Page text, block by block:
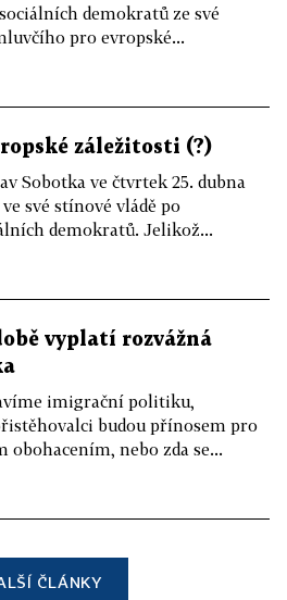
demokratů ze své
pro evropské...
záležitosti (?)
Sobotka ve čtvrtek 25. dubna
své stínové vládě po
demokratů. Jelikož...
vyplatí rozvážná
imigrační politiku,
budou přínosem pro
obohacením, nebo zda se...
ČLÁNKY